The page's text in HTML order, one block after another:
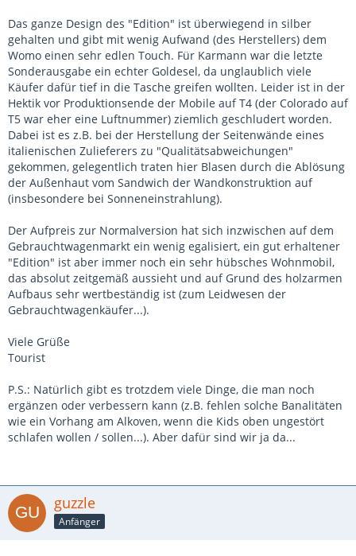
Das ganze Design des "Edition" ist überwiegend in silber
gehalten und gibt mit wenig Aufwand (des Herstellers) dem
Womo einen sehr edlen Touch. Für Karmann war die letzte
Sonderausgabe ein echter Goldesel, da unglaublich viele
Käufer dafür tief in die Tasche greifen wollten. Leider ist in der
Hektik vor Produktionsende der Mobile auf T4 (der Colorado auf
T5 war eher eine Luftnummer) ziemlich geschludert worden.
Dabei ist es z.B. bei der Herstellung der Seitenwände eines
italienischen Zulieferers zu "Qualitätsabweichungen"
gekommen, gelegentlich traten hier Blasen durch die Ablösung
der Außenhaut vom Sandwich der Wandkonstruktion auf
(insbesondere bei Sonneneinstrahlung).
Der Aufpreis zur Normalversion hat sich inzwischen auf dem
Gebrauchtwagenmarkt ein wenig egalisiert, ein gut erhaltener
"Edition" ist aber immer noch ein sehr hübsches Wohnmobil,
das absolut zeitgemäß aussieht und auf Grund des holzarmen
Aufbaus sehr wertbeständig ist (zum Leidwesen der
Gebrauchtwagenkäufer...).
Viele Grüße
Tourist
P.S.: Natürlich gibt es trotzdem viele Dinge, die man noch
ergänzen oder verbessern kann (z.B. fehlen solche Banalitäten
wie ein Vorhang am Alkoven, wenn die Kids oben ungestört
schlafen wollen / sollen...). Aber dafür sind wir ja da...
guzzle
Anfänger